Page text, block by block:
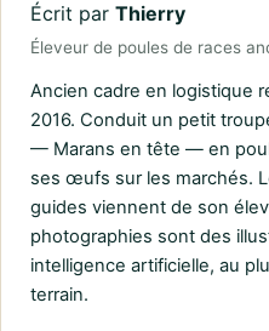
Écrit par Thierry
Éleveur de poules de races
Ancien cadre en logistique
2016. Conduit un petit
— Marans en tête — en
ses œufs sur les marchés.
guides viennent de son
photographies sont des
intelligence artificielle, au
terrain.